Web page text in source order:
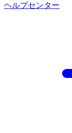
ヘルプセンター